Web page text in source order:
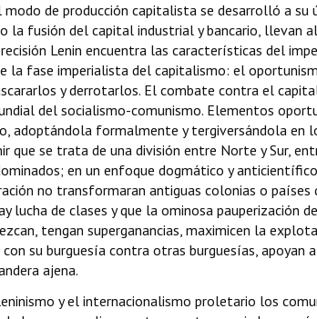
modo de producción capitalista se desarrolló a
la fusión del capital industrial y bancario, llevan
Lenin encuentra las características del
fase imperialista del capitalismo: el
y derrotarlos. El combate contra el
del socialismo-comunismo. Elementos
adoptándola formalmente y tergiversándola en
que se trata de una división entre Norte y Sur,
en un enfoque dogmático y
no transformaran antiguas colonias o
lucha de clases y que la ominosa pauperización
tengan superganancias, maximicen la
su burguesía contra otras burguesías, apoyan
ajena.
y el internacionalismo proletario los